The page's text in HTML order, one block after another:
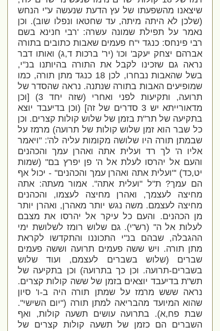
שיצאנו מהשפעתו של עץ הדעת שנעשה ע"י הנחש
(שלכן לא היתה מיתה, עד שחטאו ונפלו שוב). וכן
נאמר על תפילת שמונה עשרה: 'רבי חנינא בשם
רבי פינחס: כנגד י"ח פעמים שאבות כתובים בתורה
אברהם יצחק יעקב' וכו' (יר' ברכות ד,ג) ואותו דבר
נראה גם שזכינו לקבל את התורה בהיותנו בנ"י,
בשל שהאבות נבחרו, לכן 18 כנגד מתן תורה, כמו
שמופיעים האבות בתורה שנתנה. נראה שהסדר של
תרועה, ותקיעות לפני ואחרי (שזה יחד 3) [וכן
מדאורייתא יש 3 סדרים של זה] (וכן בדיעבד יוצא
בתקיעה של תר"ת בזמן של שלוש קולות קצרים. וכן
כל שבר הוא זמן שלוש קולות של תרועה) מרמז על
שבמתן תורה היו שלושה מקומות עליה לה': "ויאמר
אליו ה' לך רד ועלית אתה ואהרן עמך והכהנים
והעם אל יהרסו לעלת אל ה' פן יפרץ בם" (שמות
יט,כד) '"ועלית אתה ואהרן עמך והכהנים" - יכול אף
הם עמך? ת"ל "ועלית אתה". אמור מעתה: אתה
מחיצה לעצמך, ואהרן מחיצה לעצמו, והכהנים
מחיצה לעצמם. משה נגש יותר מאהרן, ואהרן יותר
מן הכהנים. והעם כל עיקר אל יהרסו את מצבם
לעלות אל ה'' (רש"י). גם שלוש רומז לשלושת ימי
ההגבלה, שבהם בנ"י התכוננו והתקדשו לקראת
מתן תורה. ויש ששה פעמים תרועה וששה פעמים
שברים (שלוש בשברים לעצמם, ועוד שלוש
בשברים-תרועה. וכן כך בתרועה) וכן בתקיעה של
תש"ת בדיעבד יוצאים בזמן של ששה קולות קצרים.
נראה ששש מרמז על שמתן תורה היה ב-ו' סיון
שהוא המיועד מהבריאה למתן תורה ("יום השישי".
שבת פח,א). בתרועה עושים תשעה קולות, ואף
השברים הם כזמן של תשעה קולות קצרים של